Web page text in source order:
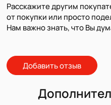
Расскажите другим
от покупки или просто
Нам важно знать, что Вы
Добавить отзыв